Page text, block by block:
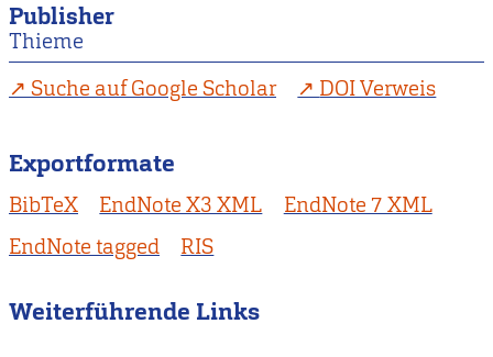
Publisher
Thieme
Suche auf Google Scholar
DOI Verweis
Exportformate
BibTeX EndNote X3 XML
EndNote 7 XML
EndNote tagged
RIS
Weiterführende Links